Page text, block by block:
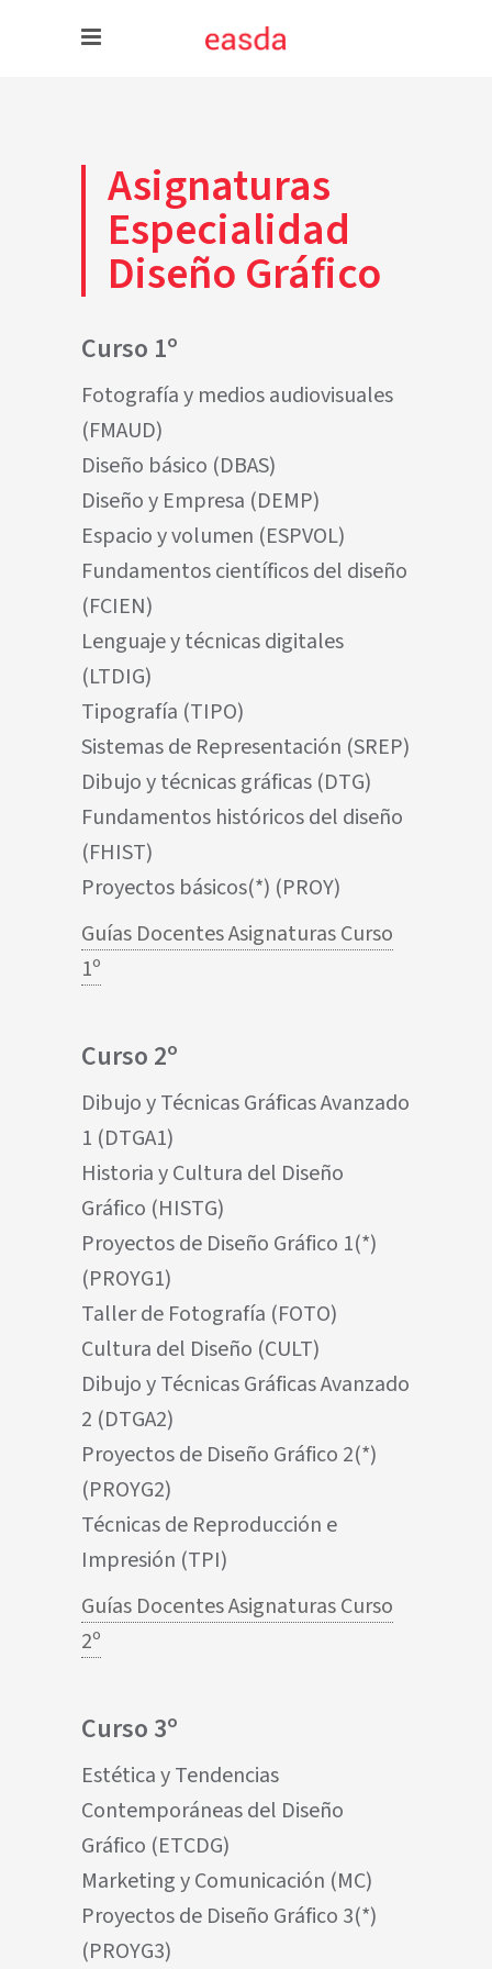
Asignaturas
Especialidad
Diseño Gráfico
Curso 1º
Fotografía y medios audiovisuales
(FMAUD)
Diseño básico (DBAS)
Diseño y Empresa (DEMP)
Espacio y volumen (ESPVOL)
Fundamentos científicos del diseño
(FCIEN)
Lenguaje y técnicas digitales
(LTDIG)
Tipografía (TIPO)
Sistemas de Representación (SREP)
Dibujo y técnicas gráficas (DTG)
Fundamentos históricos del diseño
(FHIST)
Proyectos básicos(*) (PROY)
Guías Docentes Asignaturas Curso
1º
Curso 2º
Dibujo y Técnicas Gráficas Avanzado
1 (DTGA1)
Historia y Cultura del Diseño
Gráfico (HISTG)
Proyectos de Diseño Gráfico 1(*)
(PROYG1)
Taller de Fotografía (FOTO)
Cultura del Diseño (CULT)
Dibujo y Técnicas Gráficas Avanzado
2 (DTGA2)
Proyectos de Diseño Gráfico 2(*)
(PROYG2)
Técnicas de Reproducción e
Impresión (TPI)
Guías Docentes Asignaturas Curso
2º
Curso 3º
Estética y Tendencias
Contemporáneas del Diseño
Gráfico (ETCDG)
Marketing y Comunicación (MC)
Proyectos de Diseño Gráfico 3(*)
(PROYG3)